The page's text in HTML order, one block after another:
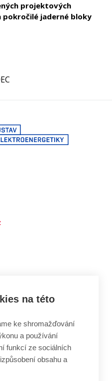
projektových
pokročilé jaderné bloky
na této
ke shromažďování
a používání
funkcí ze sociálních
obsahu a